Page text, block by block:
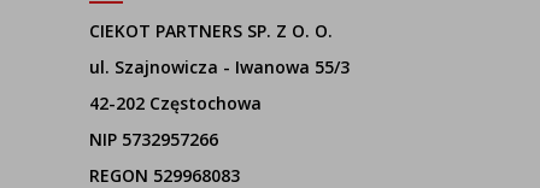
CIEKOT PARTNERS SP. Z O. O.
ul. Szajnowicza - Iwanowa 55/3
42-202 Częstochowa
NIP 5732957266
REGON 529968083